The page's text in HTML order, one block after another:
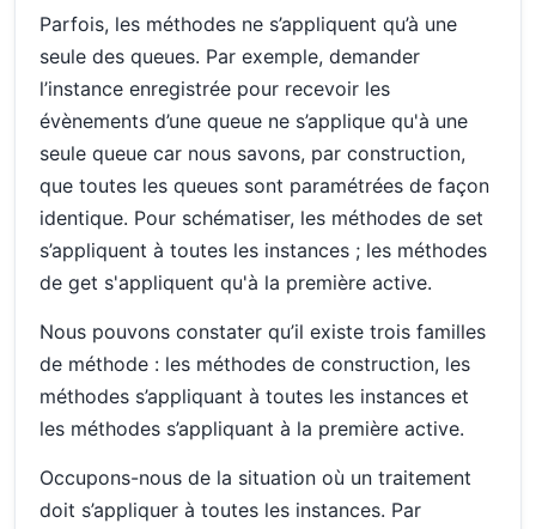
Parfois, les méthodes ne s’appliquent qu’à une
seule des queues. Par exemple, demander
l’instance enregistrée pour recevoir les
évènements d’une queue ne s’applique qu'à une
seule queue car nous savons, par construction,
que toutes les queues sont paramétrées de façon
identique. Pour schématiser, les méthodes de set
s’appliquent à toutes les instances ; les méthodes
de get s'appliquent qu'à la première active.
Nous pouvons constater qu’il existe trois familles
de méthode : les méthodes de construction, les
méthodes s’appliquant à toutes les instances et
les méthodes s’appliquant à la première active.
Occupons-nous de la situation où un traitement
doit s’appliquer à toutes les instances. Par